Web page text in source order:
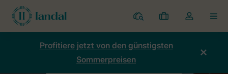
Ferienparks
Meine
Buchungen
Dropdown-
Menü
Kontos
Profitiere jetzt von den günstigsten
Sommerpreisen